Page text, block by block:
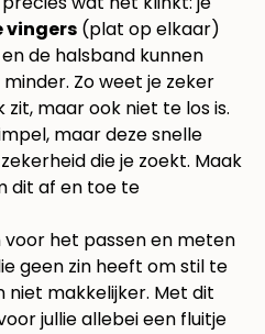
vingers (plat op elkaar)
de halsband kunnen
Zo weet je zeker
maar ook niet te los is.
maar deze snelle
die je zoekt. Maak
dit af en toe te
het passen en meten
geen zin heeft om stil te
makkelijker. Met dit
jullie allebei een fluitje